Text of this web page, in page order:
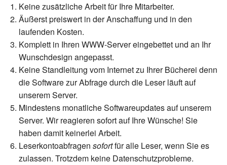
Keine zusätzliche Arbeit für Ihre Mitarbeiter.
Äußerst preiswert in der Anschaffung und in den
laufenden Kosten.
Komplett in Ihren WWW-Server eingebettet und an Ihr
Wunschdesign angepasst.
Keine Standleitung vom Internet zu Ihrer Bücherei denn
die Software zur Abfrage durch die Leser läuft auf
unserem Server.
Mindestens monatliche Softwareupdates auf unserem
Server. Wir reagieren sofort auf Ihre Wünsche! Sie
haben damit keinerlei Arbeit.
Leserkontoabfragensofortfür alle Leser, wenn Sie es
zulassen. Trotzdem keine Datenschutzprobleme.